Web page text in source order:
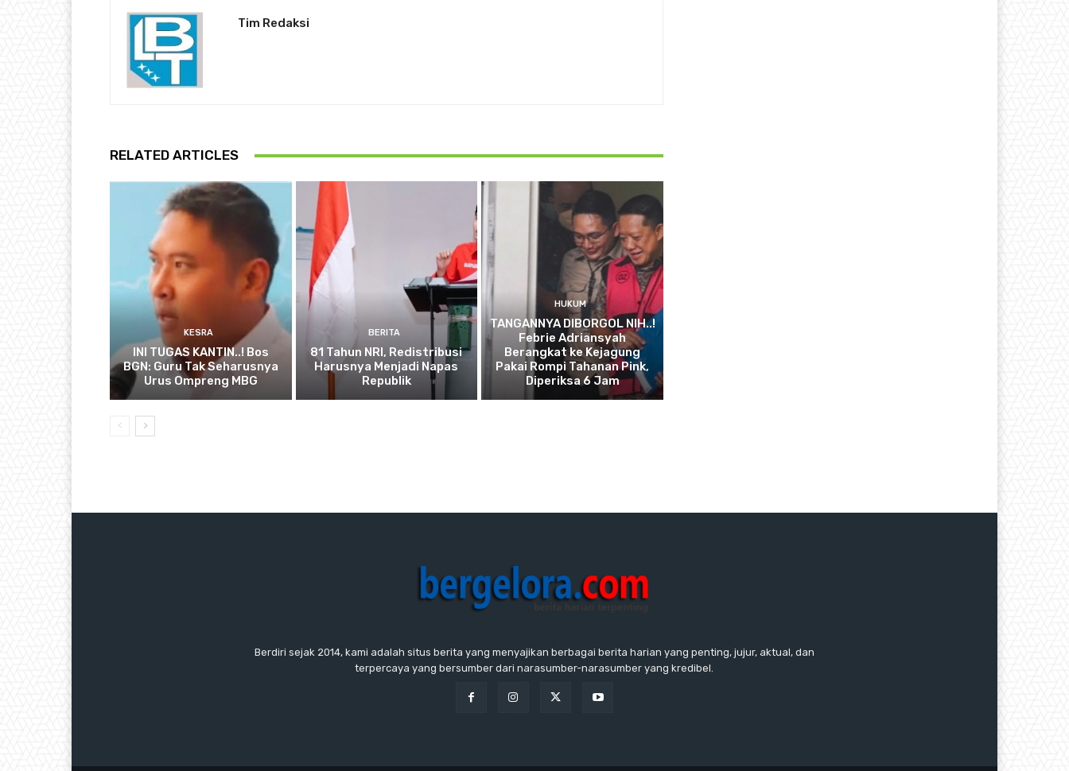
Tim Redaksi
RELATED ARTICLES
KESRA
INI TUGAS KANTIN..! Bos
BGN: Guru Tak Seharusnya
Urus Ompreng MBG
BERITA
81 Tahun NRI, Redistribusi
Harusnya Menjadi Napas
Republik
HUKUM
TANGANNYA DIBORGOL NIH..!
Febrie Adriansyah
Berangkat ke Kejagung
Pakai Rompi Tahanan Pink,
Diperiksa 6 Jam
Berdiri sejak 2014, kami adalah situs berita yang menyajikan berbagai berita harian yang penting, jujur, aktual, dan
terpercaya yang bersumber dari narasumber-narasumber yang kredibel.